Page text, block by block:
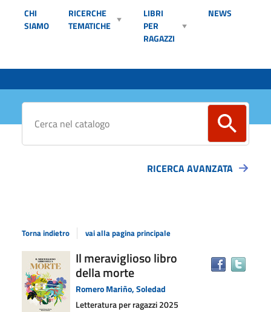
CHI
SIAMO
RICERCHE
TEMATICHE
LIBRI
PER
RAGAZZI
NEWS
Cerca su "Catalogo"
RICERCA AVANZATA
Torna indietro vai alla pagina principale
Dettaglio
del
documento
Il meraviglioso libro
della morte
Romero Mariño, Soledad
Letteratura per ragazzi2025